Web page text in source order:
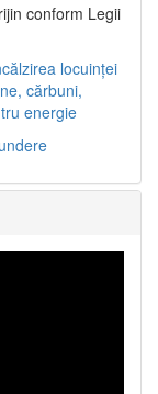
conform Legii
locuinței
cărbuni,
energie